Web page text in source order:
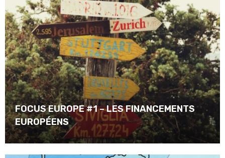
FOCUS EUROPE #1 – LES FINANCEMENTS
EUROPÉENS